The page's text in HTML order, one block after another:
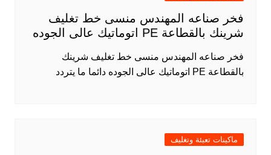
فخر صناعه المهندس منسى خط تغليف
شرينك بالقطاعة PE اتوماتيك عالى الجوده
فخر صناعه المهندس منسى خط تغليف شرينك
بالقطاعة PE اتوماتيك عالى الجوده دائما ما يتردد
ماكينات تعبئة وتغليف